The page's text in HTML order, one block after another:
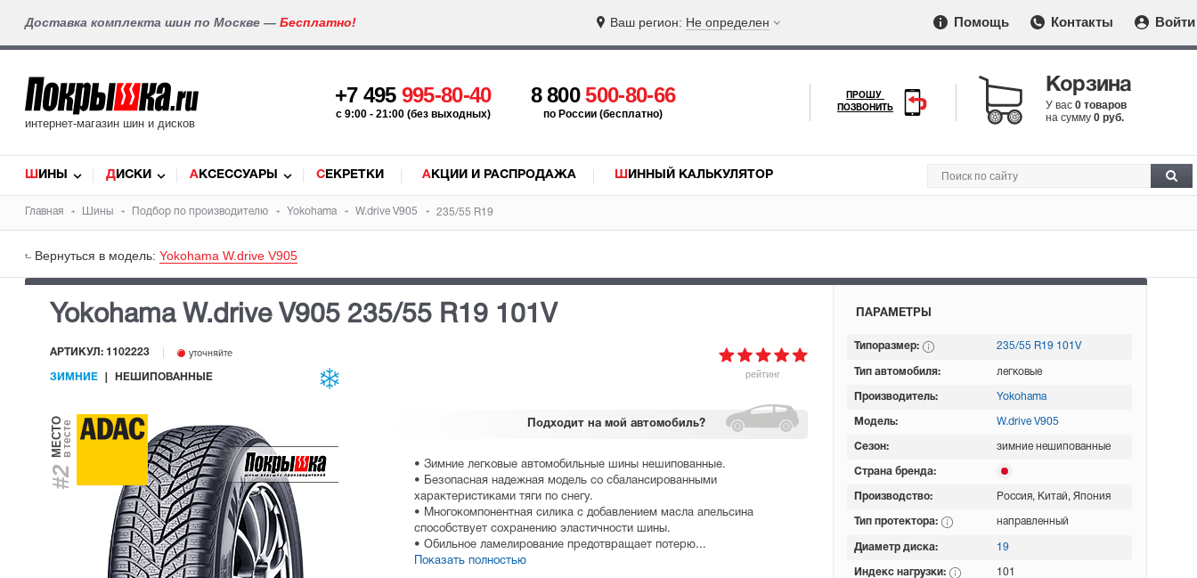
Доставка комплекта шин по Москве — Бесплатно! Ваш регион: Не определен Помощь Контакты Войти
интернет-магазин шин и дисков
+7 495 995-80-40
c 9:00 - 21:00 (без выходных)
8 800500-80-66
по России (бесплатно)
ПРОШУ
ПОЗВОНИТЬ
Корзина
У вас 0 товаров
на сумму 0 руб.
ШИНЫ ДИСКИ АКСЕССУАРЫ СЕКРЕТКИ АКЦИИ И РАСПРОДАЖА ШИННЫЙ КАЛЬКУЛЯТОР
Главная Шины Подбор по производителю Yokohama W.drive V905 235/55 R19
Вернуться в модель: Yokohama W.drive V905
Yokohama W.drive V905 235/55 R19 101V
рейтинг
АРТИКУЛ: 1102223 уточняйте
ЗИМНИЕ НЕШИПОВАННЫЕ
#2
МЕСТОв тесте Подходит на мой автомобиль?
• Зимние легковые автомобильные шины нешипованные.
• Безопасная надежная модель со сбалансированными
характеристиками тяги по снегу.
• Многокомпонентная силика с добавлением масла апельсина
способствует сохранению эластичности шины.
• Обильное ламелирование предотвращает потерю...
Показать полностью
ПАРАМЕТРЫ
Типоразмер: 235/55 R19 101V
Тип автомобиля: легковые
Производитель: Yokohama
Модель: W.drive V905
Сезон: зимние нешипованные
Страна бренда:
Производство: Россия, Китай, Япония
Тип протектора: направленный
Диаметр диска: 19
Индекс нагрузки: 101